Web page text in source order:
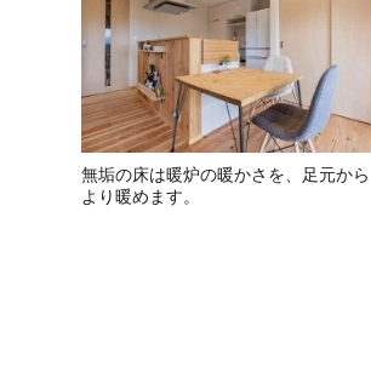
無垢の床は暖炉の暖かさを、足元から
より暖めます。